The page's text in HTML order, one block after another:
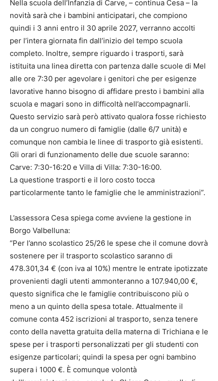
Nella scuola dell’Infanzia di Carve, – continua Cesa – la
novità sarà che i bambini anticipatari, che compiono
quindi i 3 anni entro il 30 aprile 2027, verranno accolti
per l’intera giornata fin dall’inizio del tempo scuola
completo. Inoltre, sempre riguardo i trasporti, sarà
istituita una linea diretta con partenza dalle scuole di Mel
alle ore 7:30 per agevolare i genitori che per esigenze
lavorative hanno bisogno di affidare presto i bambini alla
scuola e magari sono in difficoltà nell’accompagnarli.
Questo servizio sarà però attivato qualora fosse richiesto
da un congruo numero di famiglie (dalle 6/7 unità) e
comunque non cambia le linee di trasporto già esistenti.
Gli orari di funzionamento delle due scuole saranno:
Carve: 7:30-16:20 e Villa di Villa: 7:30-16:00.
La questione trasporti e il loro costo tocca
particolarmente tanto le famiglie che le amministrazioni”.
L’assessora Cesa spiega come avviene la gestione in
Borgo Valbelluna:
“Per l’anno scolastico 25/26 le spese che il comune dovrà
sostenere per il trasporto scolastico saranno di
478.301,34 € (con iva al 10%) mentre le entrate ipotizzate
provenienti dagli utenti ammonteranno a 107.940,00 €,
questo significa che le famiglie contribuiscono più o
meno a un quinto della spesa totale. Attualmente il
comune conta 452 iscrizioni al trasporto, senza tenere
conto della navetta gratuita della materna di Trichiana e le
spese per i trasporti personalizzati per gli studenti con
esigenze particolari; quindi la spesa per ogni bambino
supera i 1000 €. È comunque volontà